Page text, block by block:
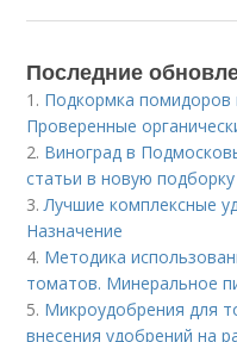
Последние
1. Подкормка помидоров
Проверенные
2. Виноград в
статьи в новую подборку
3. Лучшие комплексные
Назначение
4. Методика
томатов. Минеральное
5. Микроудобрения для
внесения удобрений на